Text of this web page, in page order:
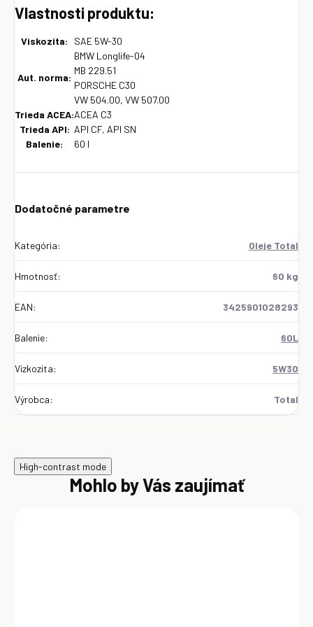
Vlastnosti produktu:
Viskozita: SAE 5W-30
Aut. norma:
BMW Longlife-04
MB 229.51
PORSCHE C30
VW 504.00, VW 507.00
Trieda ACEA:ACEA C3
Trieda API: API CF, API SN
Balenie:
60 l
Dodatočné parametre
Kategória: Oleje Total
Hmotnosť: 60 kg
EAN: 3425901028293
Balenie: 60L
Vizkozita: 5W30
Výrobca: Total
High-contrast mode
Mohlo by Vás zaujímať